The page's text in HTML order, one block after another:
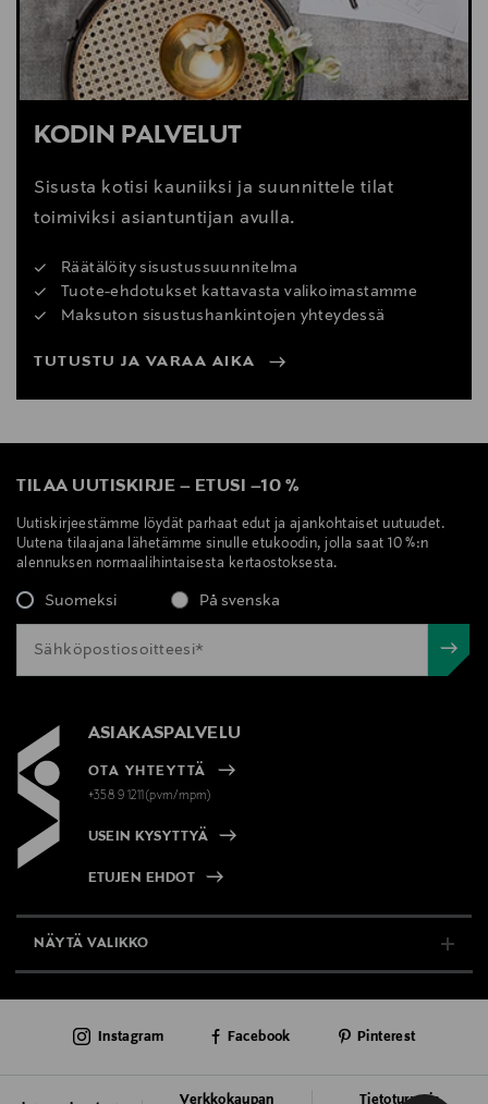
KODIN PALVELUT
Sisusta kotisi kauniiksi ja suunnittele tilat
toimiviksi asiantuntijan avulla.
Räätälöity sisustussuunnitelma
Tuote-ehdotukset kattavasta valikoimastamme
Maksuton sisustushankintojen yhteydessä
TUTUSTU JA VARAA AIKA
TILAA UUTISKIRJE – ETUSI –10 %
Uutiskirjeestämme löydät parhaat edut ja ajankohtaiset uutuudet.
Uutena tilaajana lähetämme sinulle etukoodin, jolla saat 10 %:n
alennuksen normaalihintaisesta kertaostoksesta.
Suomeksi På svenska
ASIAKASPALVELU
OTA YHTEYTTÄ
+358 9 1211(pvm/mpm)
USEIN KYSYTTYÄ
ETUJEN EHDOT
NÄYTÄ VALIKKO
AJANKOHTAISTA
Verkkokaupan Tietoturva ja
Instagram Facebook Pinterest